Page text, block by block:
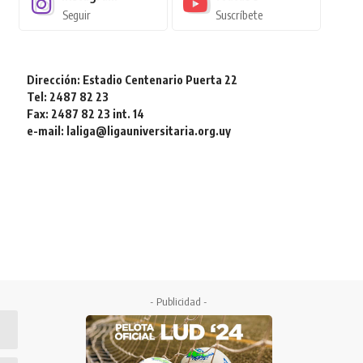
Seguir Suscríbete
Dirección: Estadio Centenario Puerta 22
Tel: 2487 82 23
Fax: 2487 82 23 int. 14
e-mail: laliga@ligauniversitaria.org.uy
- Publicidad -